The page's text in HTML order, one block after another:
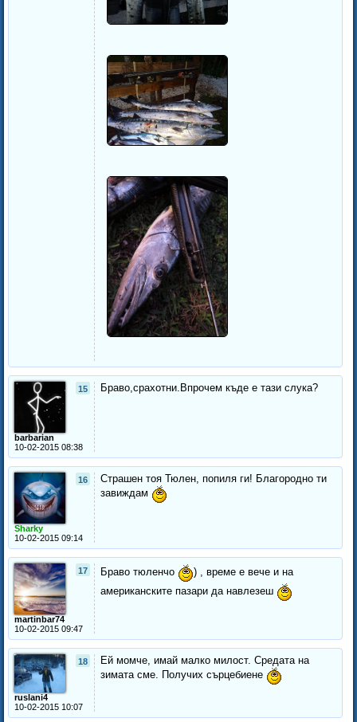
15
barbarian
10-02-2015 08:38
Браво,срахотни.Впрочем къде е тази слука?
16
Sharky
10-02-2015 09:14
Страшен тоя Тюлен, попиля ги! Благородно ти
завиждам
17
martinbar74
10-02-2015 09:47
Браво тюленчо
) , време е вече и на
американските пазари да навлезеш
18
ruslani4
10-02-2015 10:07
Ей момче, имай малко милост. Средата на
зимата сме. Получих сърцебиене